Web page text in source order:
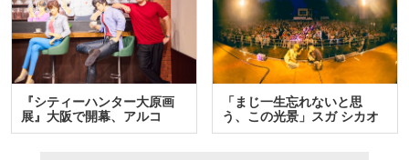
『シティーハンター大原画
展』大阪で開幕、アルコ
＆…
「まじ一生忘れないと思
う、この光景」スガ シカオ
と…